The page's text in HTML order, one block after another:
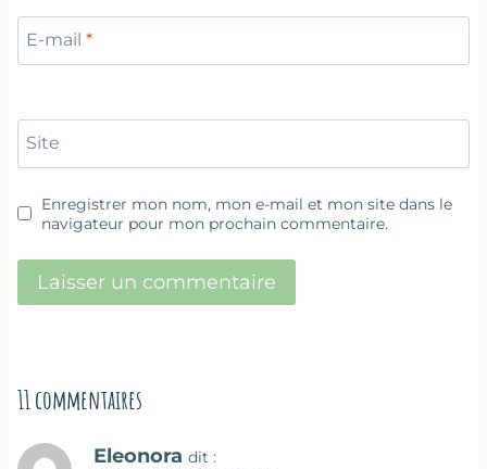
E-mail *
Site
Enregistrer mon nom, mon e-mail et mon site dans le
navigateur pour mon prochain commentaire.
11 commentaires
Eleonora dit :